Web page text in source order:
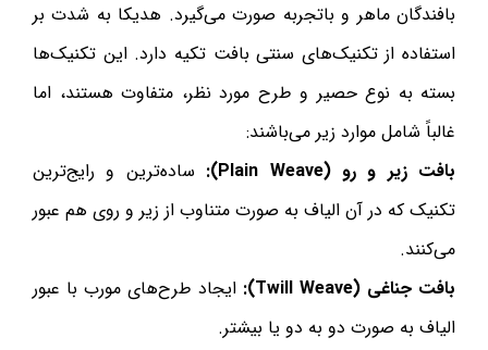
بافندگان ماهر و باتجربه صورت می‌گیرد. هدیکا به شدت بر
استفاده از تکنیک‌های سنتی بافت تکیه دارد. این تکنیک‌ها
بسته به نوع حصیر و طرح مورد نظر، متفاوت هستند، اما
غالباً شامل موارد زیر می‌باشند:
بافت زیر و رو (Plain Weave):
ساده‌ترین و رایج‌ترین
تکنیک که در آن الیاف به صورت متناوب از زیر و روی هم عبور
می‌کنند.
بافت جناغی (Twill Weave):
ایجاد طرح‌های مورب با عبور
الیاف به صورت دو به دو یا بیشتر.